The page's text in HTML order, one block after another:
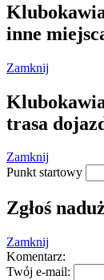
inne
Zamknij
trasa
Zamknij
Ta strona
Czy jesteś
Punkt startowy
Zgłoś
Zamknij
Komentarz:
Twój e-mail: